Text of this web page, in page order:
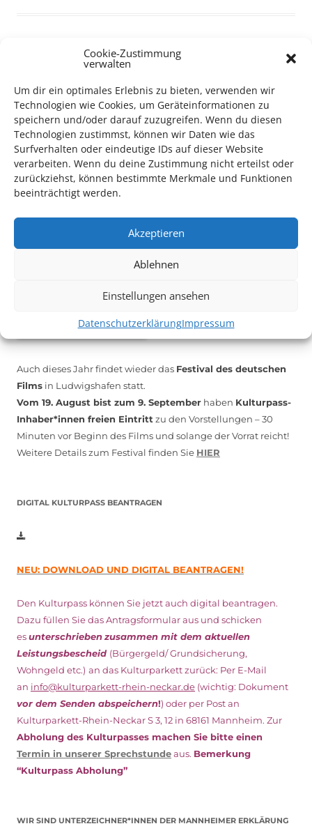
Cookie-Zustimmung
verwalten
Um dir ein optimales Erlebnis zu bieten, verwenden wir
Technologien wie Cookies, um Geräteinformationen zu
speichern und/oder darauf zuzugreifen. Wenn du diesen
Technologien zustimmst, können wir Daten wie das
Surfverhalten oder eindeutige IDs auf dieser Website
verarbeiten. Wenn du deine Zustimmung nicht erteilst oder
zurückziehst, können bestimmte Merkmale und Funktionen
beeinträchtigt werden.
Akzeptieren
Ablehnen
Einstellungen ansehen
DatenschutzerklärungImpressum
Das Kulturparkett freut sich stets überehrenamtliche
Mithilfe im Bereich Technik. Sie haben Interesse? Dann
melden Sie sich unterinfo@kulturparkett-rhein-neckar.de
*KULTURTIPP SOMMERPAUSE: FESTIVAL DES DEUTSCHEN FILMS*
Auch dieses Jahr findet wieder das Festival des deutschen
Films in Ludwigshafen statt.
Vom 19. August bist zum 9. September haben Kulturpass-
Inhaber*innen freien Eintrittzu den Vorstellungen – 30
Minuten vor Beginn des Films und solange der Vorrat reicht!
Weitere Details zum Festival finden Sie HIER
DIGITAL KULTURPASS BEANTRAGEN
NEU: DOWNLOAD UND DIGITAL BEANTRAGEN!
Den Kulturpass können Sie jetzt auch digital beantragen.
Dazu füllen Sie das Antragsformular aus und schicken
esunterschriebenzusammen mit dem aktuellen
Leistungsbescheid (Bürgergeld/ Grundsicherung,
Wohngeld etc.) an das Kulturparkett zurück: Per E-Mail
an info@kulturparkett-rhein-neckar.de (wichtig: Dokument
vor dem Senden abspeichern!) oder per Post an
Kulturparkett-Rhein-Neckar S 3, 12 in 68161 Mannheim. Zur
Abholung des Kulturpasses machen Sie bitte einen
Termin in unserer Sprechstundeaus. Bemerkung
“Kulturpass Abholung”
WIR SIND UNTERZEICHNER*INNEN DER MANNHEIMER ERKLÄRUNG